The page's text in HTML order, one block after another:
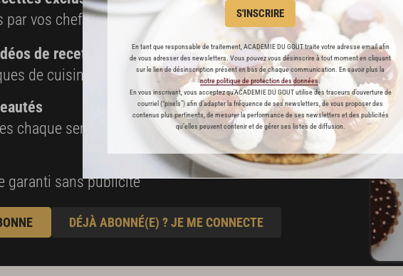
S'INSCRIRE
En tant que responsable de traitement, ACADEMIE DU GOUT traite votre adresse email afin
de vous adresser des newsletters. Vous pouvez vous désinscrire à tout moment en cliquant
sur le lien de désinscription présent en bas de chaque communication. En savoir plus la
notre politique de protection des données.
En vous inscrivant, vous acceptez qu'ACADEMIE DU GOUT utilise des traceurs d’ouverture de
courriel (“pixels”) afin d’adapter la fréquence de ses newsletters, de vous proposer des
contenus plus pertinents, de mesurer la performance de ses newsletters et des publicités
qu’elles peuvent contenir et de gérer ses listes de diffusion.
par vos chefs préférés
de recettes
de cuisine et pâtisserie
chaque semaine
garanti sans publicité
DÉJÀ ABONNÉ(E) ? JE ME CONNECTE